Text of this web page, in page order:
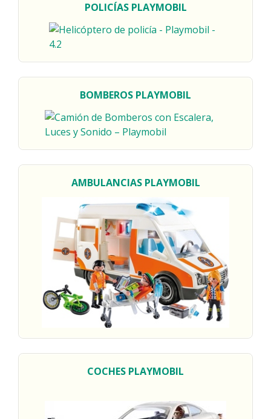
POLICÍASPLAYMOBIL
BOMBEROS PLAYMOBIL
AMBULANCIASPLAYMOBIL
COCHES PLAYMOBIL